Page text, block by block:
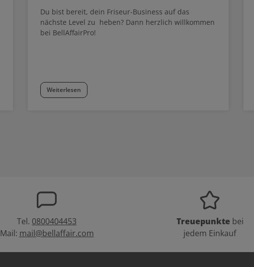
Du bist bereit, dein Friseur-Business auf das
nächste Level zu heben? Dann herzlich willkommen
bei BellAffairPro!
Weiterlesen
Tel. 0800404453
Mail: mail@bellaffair.com
Treuepunkte bei
jedem Einkauf